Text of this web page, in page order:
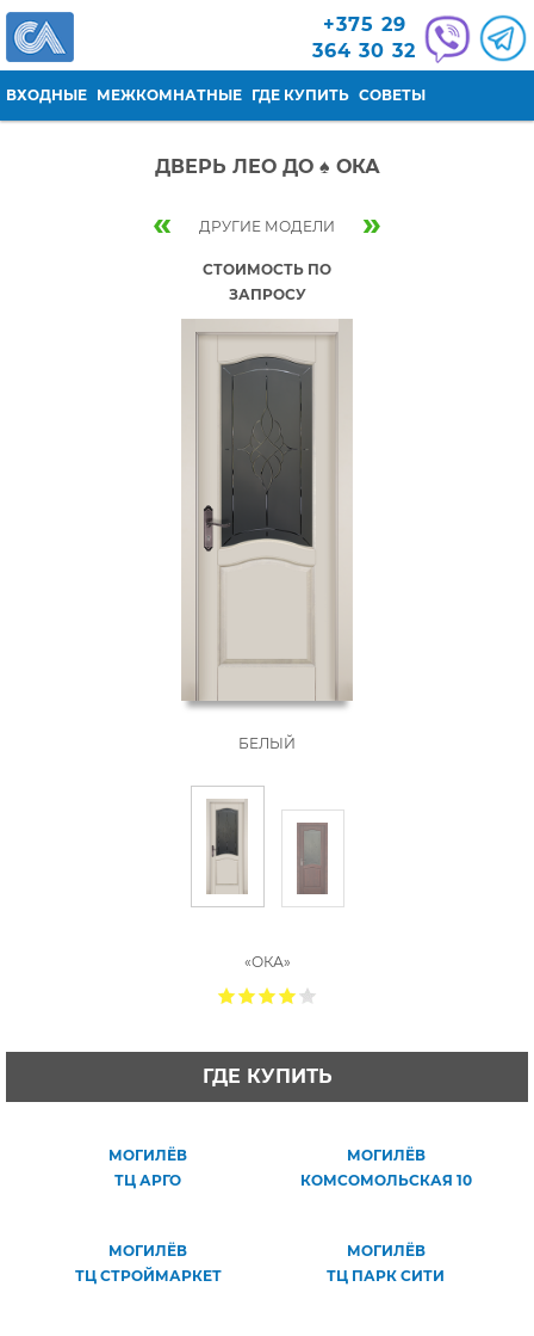
Перейти к основному содержанию+375 29
364 30 32
ВХОДНЫЕ МЕЖКОМНАТНЫЕ ГДЕ КУПИТЬ СОВЕТЫ
ДВЕРЬ ЛЕО ДО ♠ ОКА
« ДРУГИЕ МОДЕЛИ »
СТОИМОСТЬ ПО
ЗАПРОСУ
БЕЛЫЙ
«ОКА»
ГДЕ КУПИТЬ
МОГИЛЁВ
ТЦ АРГО
МОГИЛЁВ
КОМСОМОЛЬСКАЯ 10
МОГИЛЁВ
ТЦ СТРОЙМАРКЕТ
МОГИЛЁВ
ТЦ ПАРК СИТИ